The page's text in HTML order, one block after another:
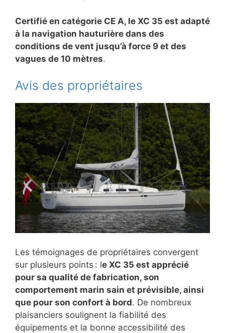
Certifié en catégorie CE A, le XC 35 est adapté
à la navigation hauturière dans des
conditions de vent jusqu’à force 9 et des
vagues de 10 mètres.
Avis des propriétaires
Les témoignages de propriétaires convergent
sur plusieurs points : le XC 35 est apprécié
pour sa qualité de fabrication, son
comportement marin sain et prévisible, ainsi
que pour son confort à bord. De nombreux
plaisanciers soulignent la fiabilité des
équipements et la bonne accessibilité des